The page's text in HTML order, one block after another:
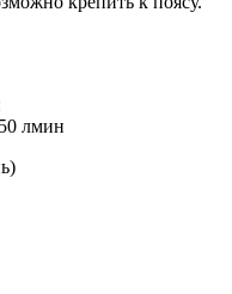
лмин